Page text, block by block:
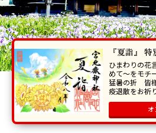
当ホームページで掲載の写真・イラスト等
禁じます。
Copyright © Miyajidake Jinjya , All Rights
『夏詣』
ひまわりの花
めて〜をモチ
猛暑の折 皆
疫退散をお祈